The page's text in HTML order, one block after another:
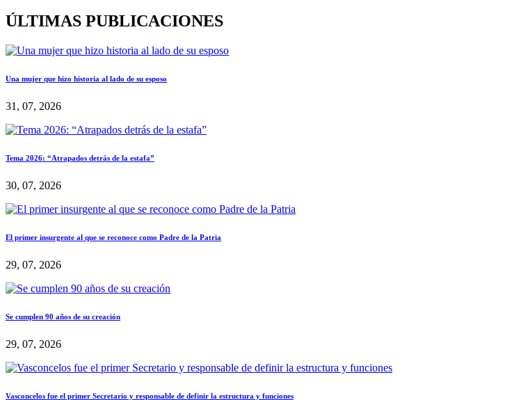
ÚLTIMAS PUBLICACIONES
Una mujer que hizo historia al lado de su esposo
31, 07, 2026
Tema 2026: “Atrapados detrás de la estafa”
30, 07, 2026
El primer insurgente al que se reconoce como Padre de la Patria
29, 07, 2026
Se cumplen 90 años de su creación
29, 07, 2026
Vasconcelos fue el primer Secretario y responsable de definir la estructura y funciones